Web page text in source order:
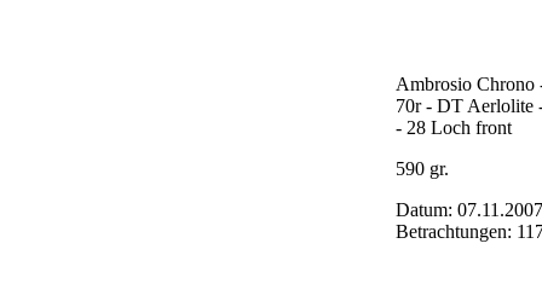
Ambrosio Chrono
70r - DT Aerlolite
- 28 Loch front
590 gr.
Datum: 07.11.2007
Betrachtungen: